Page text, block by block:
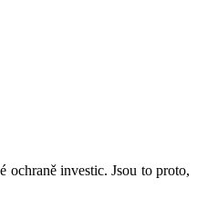
investic. Jsou to proto,